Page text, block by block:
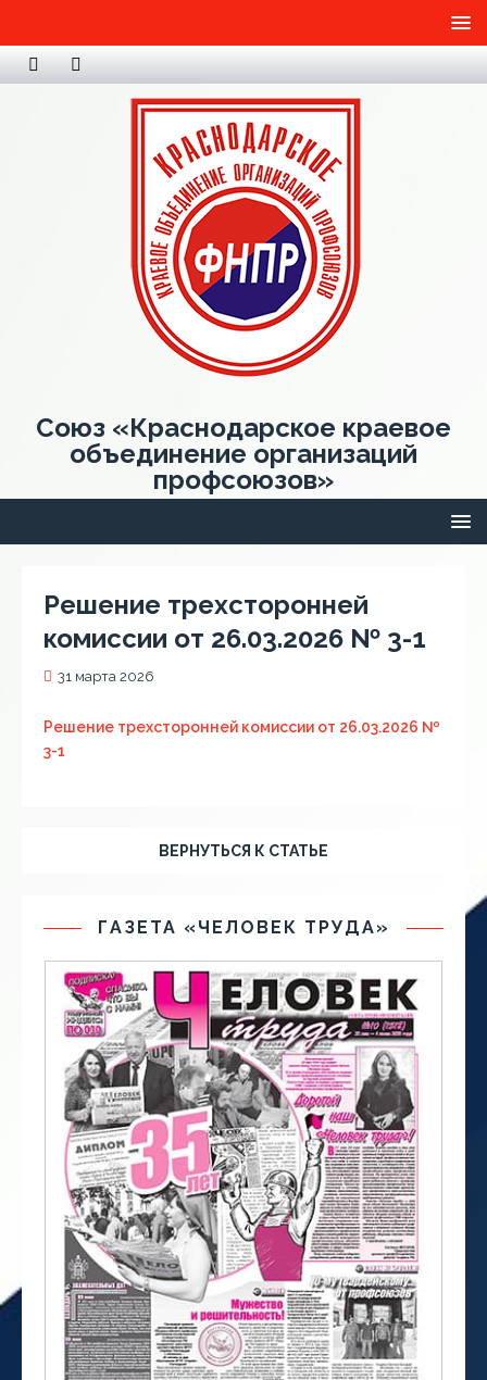
Союз «Краснодарское краевое
объединение организаций
профсоюзов»
Решение трехсторонней
комиссии от 26.03.2026 № 3-1
31 марта 2026
Решение трехсторонней комиссии от 26.03.2026 №
3-1
ВЕРНУТЬСЯ К СТАТЬЕ
ГАЗЕТА «ЧЕЛОВЕК ТРУДА»